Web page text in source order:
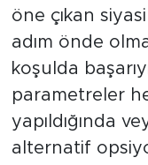
öne çıkan
adım önde
koşulda
parametreler
yapıldığında
alternatif